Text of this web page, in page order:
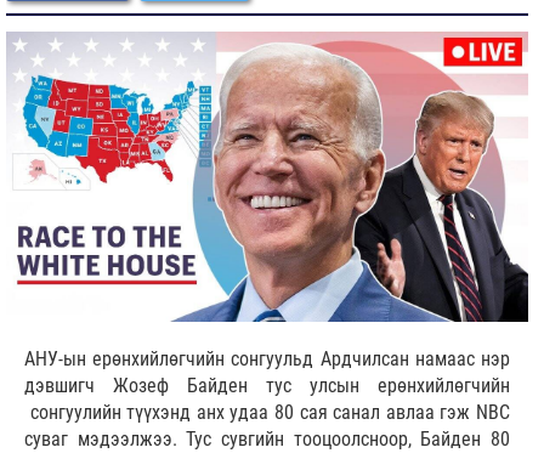
АНУ-ын ерөнхийлөгчийн сонгуульд Ардчилсан намаас нэр
дэвшигч Жозеф Байден тус улсын ерөнхийлөгчийн
сонгуулийн түүхэнд анх удаа 80 сая санал авлаа гэж NBC
суваг мэдээлжээ. Тус сувгийн тооцоолсноор, Байден 80